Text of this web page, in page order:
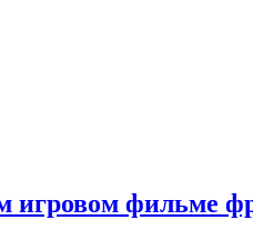
игровом фильме